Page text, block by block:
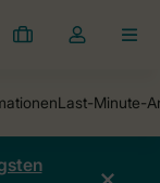
Meine
Dropdown-
öffnen